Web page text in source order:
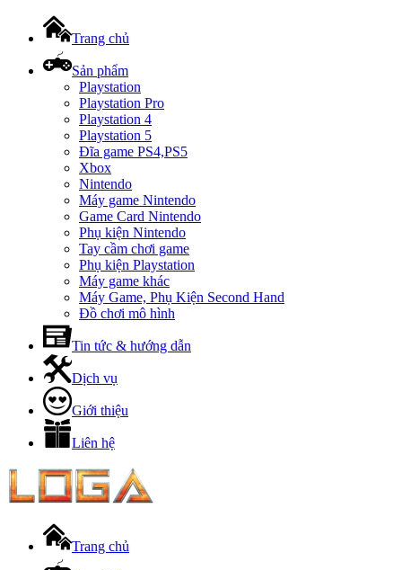
Trang chủ
Sản phẩm
Playstation
Playstation Pro
Playstation 4
Playstation 5
Đĩa game PS4,PS5
Xbox
Nintendo
Máy game Nintendo
Game Card Nintendo
Phụ kiện Nintendo
Tay cầm chơi game
Phụ kiện Playstation
Máy game khác
Máy Game, Phụ Kiện Second Hand
Đồ chơi mô hình
Tin tức & hướng dẫn
Dịch vụ
Giới thiệu
Liên hệ
Trang chủ